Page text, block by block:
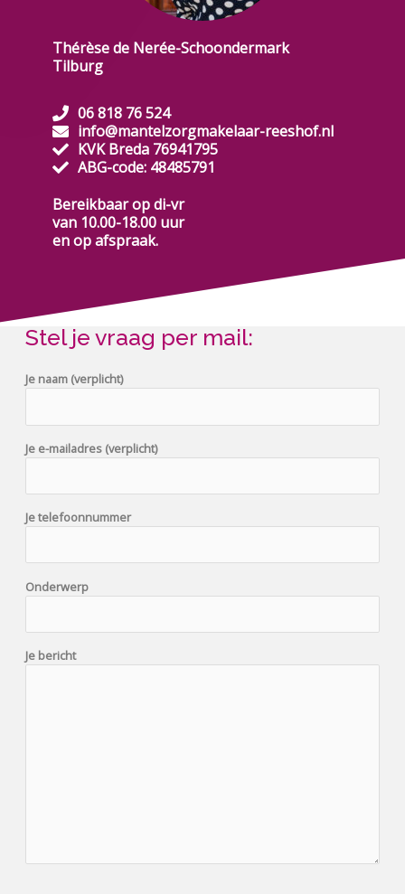
Thérèse de Nerée-Schoondermark
Tilburg
06 818 76 524
info@mantelzorgmakelaar-reeshof.nl
KVK Breda 76941795
ABG-code: 48485791
Bereikbaar op di-vr
van 10.00-18.00 uur
en op afspraak.
Stel je vraag per mail:
Je naam (verplicht)
Je e-mailadres (verplicht)
Je telefoonnummer
Onderwerp
Je bericht